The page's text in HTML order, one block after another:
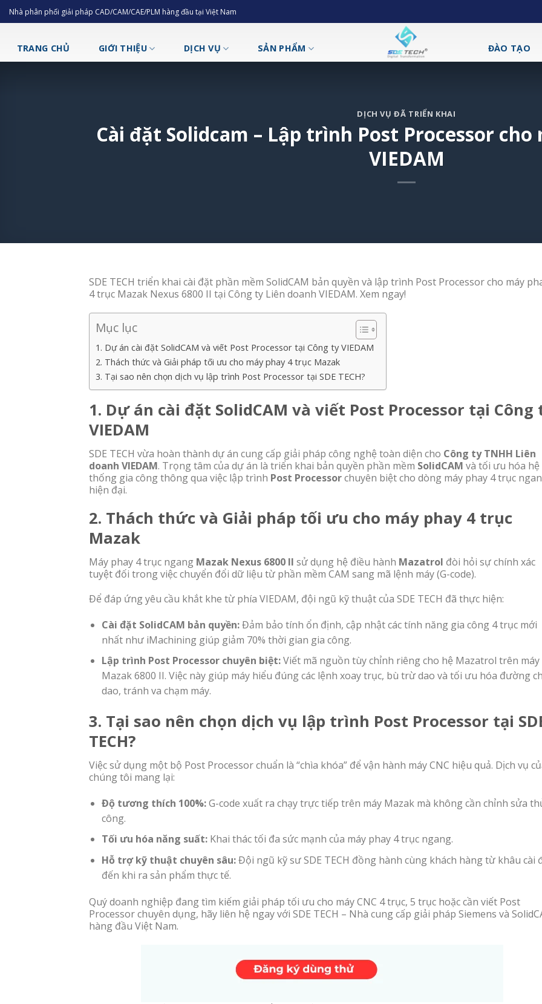
Skip
to
Nhà phân phối giải pháp CAD/CAM/CAE/PLM hàng đầu tại Việt Nam
TRANG CHỦ GIỚI THIỆU DỊCH VỤ SẢN PHẨM ĐÀO TẠO
DỊCH VỤ ĐÃ TRIỂN KHAI
Cài đặt Solidcam – Lập trình Post Processor
VIEDAM
SDE TECH triển khai cài đặt phần mềm SolidCAM bản quyền và lập trình Post Processor cho máy
4 trục Mazak Nexus 6800 II tại Công ty Liên doanh VIEDAM. Xem ngay!
Mục lục
1. Dự án cài đặt SolidCAM và viết Post Processor tại Công ty VIEDAM
2. Thách thức và Giải pháp tối ưu cho máy phay 4 trục Mazak
3. Tại sao nên chọn dịch vụ lập trình Post Processor tại SDE TECH?
1. Dự án cài đặt SolidCAM và viết Post Processor tại Công
VIEDAM
SDE TECH vừa hoàn thành dự án cung cấp giải pháp công nghệ toàn diện cho Công ty TNHH Liên
doanh VIEDAM. Trọng tâm của dự án là triển khai bản quyền phần mềm SolidCAM và tối ưu hóa hệ
thống gia công thông qua việc lập trình Post Processorchuyên biệt cho dòng máy phay 4 trục
hiện đại.
2. Thách thức và Giải pháp tối ưu cho máy phay 4 trục
Mazak
Máy phay 4 trục ngang Mazak Nexus 6800 II sử dụng hệ điều hành Mazatrol đòi hỏi sự chính xác
tuyệt đối trong việc chuyển đổi dữ liệu từ phần mềm CAM sang mã lệnh máy (G-code).
Để đáp ứng yêu cầu khắt khe từ phía VIEDAM, đội ngũ kỹ thuật của SDE TECH đã thực hiện:
Cài đặt SolidCAM bản quyền:Đảm bảo tính ổn định, cập nhật các tính năng gia công 4 trục mới
nhất như iMachining giúp giảm 70% thời gian gia công.
Lập trình Post Processor chuyên biệt:Viết mã nguồn tùy chỉnh riêng cho hệ Mazatrol trên máy
Mazak 6800 II. Việc này giúp máy hiểu đúng các lệnh xoay trục, bù trừ dao và tối ưu hóa đường
dao, tránh va chạm máy.
3. Tại sao nên chọn dịch vụ lập trình Post Processor tại
TECH?
Việc sử dụng một bộ Post Processor chuẩn là “chìa khóa” để vận hành máy CNC hiệu quả. Dịch vụ
chúng tôi mang lại:
Độ tương thích 100%:G-code xuất ra chạy trực tiếp trên máy Mazak mà không cần chỉnh sửa
công.
Tối ưu hóa năng suất:Khai thác tối đa sức mạnh của máy phay 4 trục ngang.
Hỗ trợ kỹ thuật chuyên sâu:Đội ngũ kỹ sư SDE TECH đồng hành cùng khách hàng từ khâu cài
đến khi ra sản phẩm thực tế.
Quý doanh nghiệp đang tìm kiếm giải pháp tối ưu cho máy CNC 4 trục, 5 trục hoặc cần viết Post
Processor chuyên dụng, hãy liên hệ ngay với SDE TECH – Nhà cung cấp giải pháp Siemens và
hàng đầu Việt Nam.